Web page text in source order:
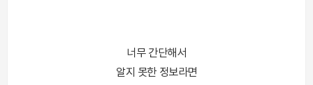
너무 간단해서
알지 못한 정보라면